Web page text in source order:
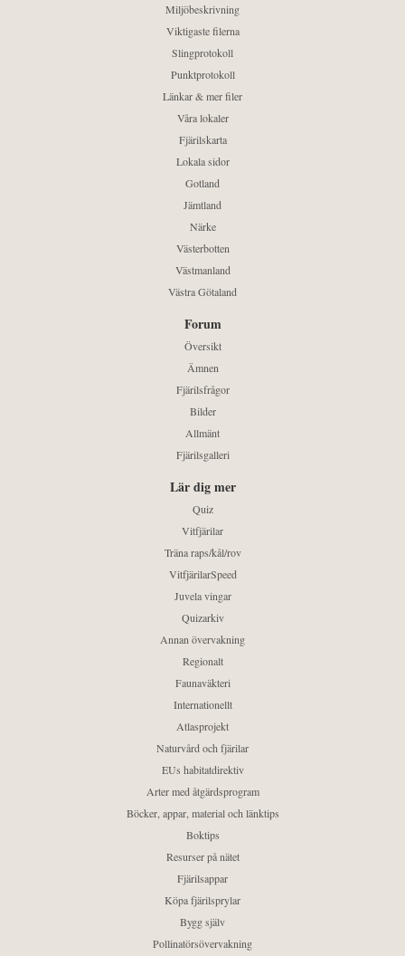
Miljöbeskrivning
Viktigaste filerna
Slingprotokoll
Punktprotokoll
Länkar & mer filer
Våra lokaler
Fjärilskarta
Lokala sidor
Gotland
Jämtland
Närke
Västerbotten
Västmanland
Västra Götaland
Forum
Översikt
Ämnen
Fjärilsfrågor
Bilder
Allmänt
Fjärilsgalleri
Lär dig mer
Quiz
Vitfjärilar
Träna raps/kål/rov
VitfjärilarSpeed
Juvela vingar
Quizarkiv
Annan övervakning
Regionalt
Faunaväkteri
Internationellt
Atlasprojekt
Naturvård och fjärilar
EUs habitatdirektiv
Arter med åtgärdsprogram
Böcker, appar, material och länktips
Boktips
Resurser på nätet
Fjärilsappar
Köpa fjärilsprylar
Bygg själv
Pollinatörsövervakning